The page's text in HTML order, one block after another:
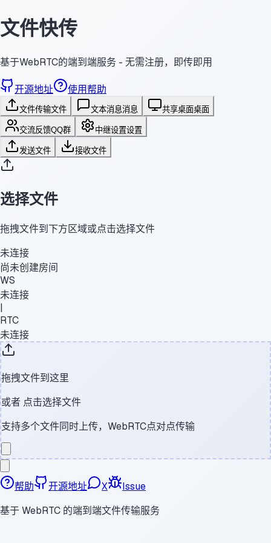
文件快传
基于WebRTC的端到端服务 - 无需注册，即传即用
开源地址 使用帮助
文件传输文件 文本消息消息 共享桌面桌面
交流反馈QQ群 中继设置设置
发送文件 接收文件
选择文件
拖拽文件到下方区域或点击选择文件
未连接
尚未创建房间
WS
未连接
|
RTC
未连接
拖拽文件到这里
或者 点击选择文件
支持多个文件同时上传，WebRTC点对点传输
帮助 开源地址 X
Issue
基于 WebRTC 的端到端文件传输服务